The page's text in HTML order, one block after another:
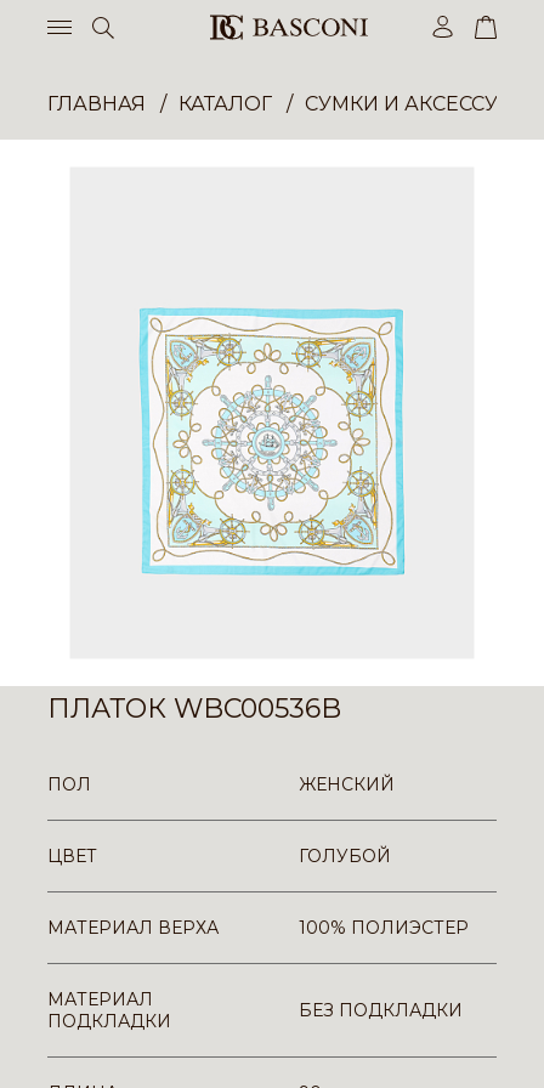
ГЛАВНАЯ КАТАЛОГ СУМКИ И
ПЛАТОК WBC00536B
ПОЛ ЖЕНСКИЙ
ЦВЕТ ГОЛУБОЙ
МАТЕРИАЛ ВЕРХА 100% ПОЛИЭСТЕР
МАТЕРИАЛ
ПОДКЛАДКИ
БЕЗ ПОДКЛАДКИ